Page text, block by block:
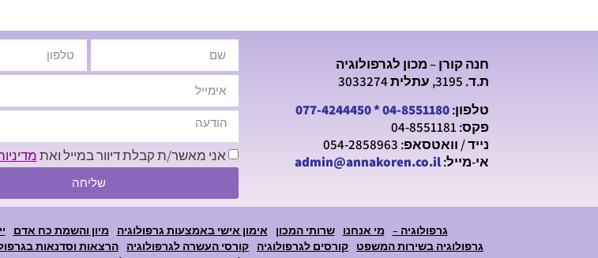
חנה קורן – מכון לגרפולוגיה
ת.ד. 3195, עתלית 3033274
טלפון:04-8551180
*
077-4244450
פקס: 04-8551181
נייד / וואטסאפ: 054-2858963
אי-מייל:admin@annakoren.co.il אני מאשר/ת קבלת דיוור במייל ואת
שליחה
גרפולוגיה – מי אנחנו שרותי המכון אימון אישי באמצעות גרפולוגיה מיון והשמת כח אדם
גרפולוגיה בשירות המשפט
קורסים לגרפולוגיה קורסי העשרה לגרפולוגיה הרצאות וסדנאות